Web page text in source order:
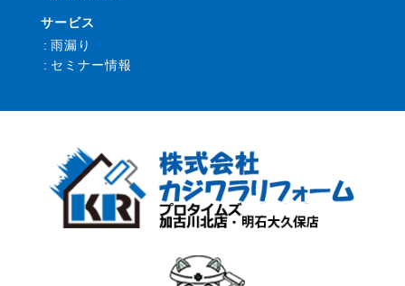
サービス
雨漏り
セミナー情報